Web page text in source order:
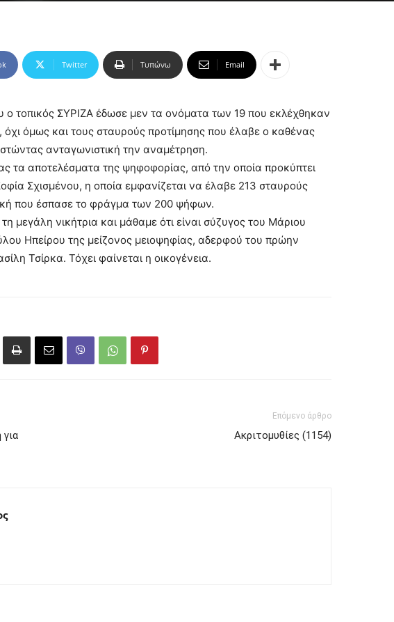
Twitter Τυπώνω Email
τοπικός ΣΥΡΙΖΑ έδωσε μεν τα ονόματα των 19 που εκλέχθηκαν
όμως και τους σταυρούς προτίμησης που έλαβε ο καθένας
ανταγωνιστική την αναμέτρηση.
τα αποτελέσματα της ψηφοφορίας, από την οποία προκύπτει
Σχισμένου, η οποία εμφανίζεται να έλαβε 213 σταυρούς
που έσπασε το φράγμα των 200 ψήφων.
μεγάλη νικήτρια και μάθαμε ότι είναι σύζυγος του Μάριου
Ηπείρου της μείζονος μειοψηφίας, αδερφού του πρώην
Τσίρκα. Τόχει φαίνεται η οικογένεια.
Επόμενο άρθρο
Ακριτομυθίες (1154)